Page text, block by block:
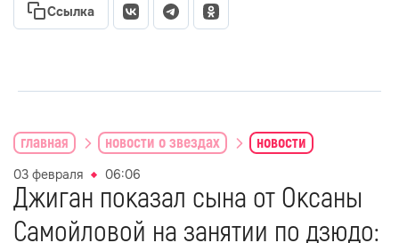
Ссылка
главная новости о звездах новости
03 февраля 06:06
Джиган показал сына от Оксаны
Самойловой на занятии по дзюдо: